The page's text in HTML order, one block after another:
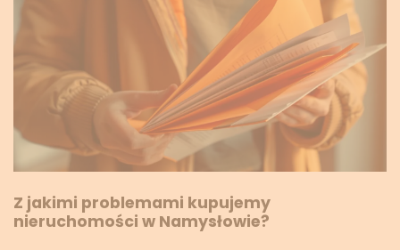
Z jakimi problemami kupujemy
nieruchomości w Namysłowie?